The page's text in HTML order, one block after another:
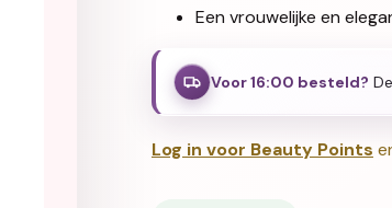
Een vrouwelijke en
Voor 16:00 besteld?
Log in voor Beauty Points